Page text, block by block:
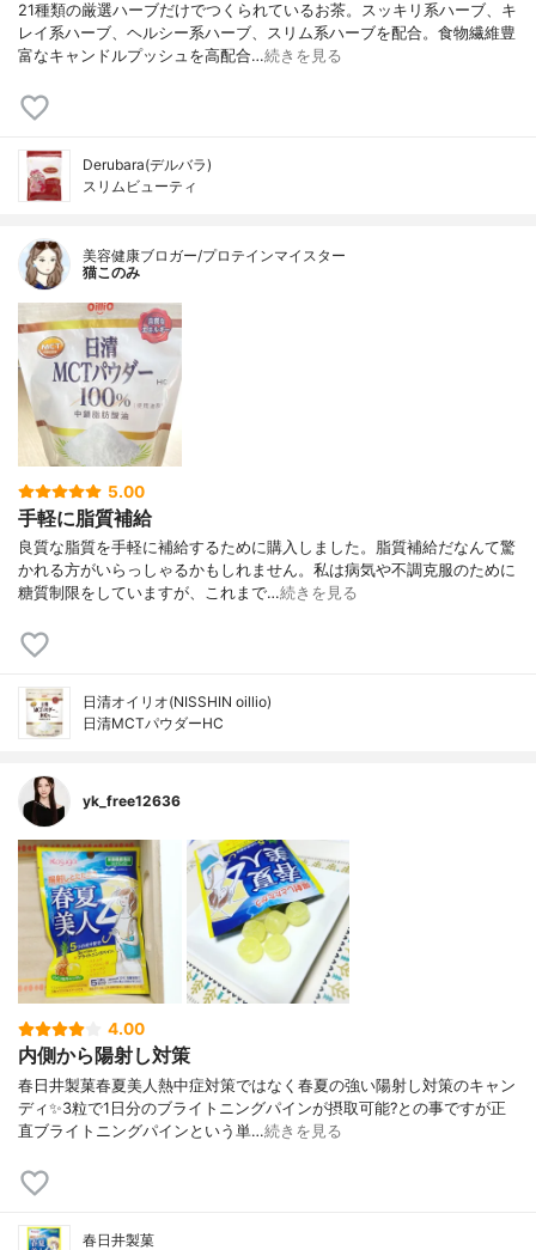
21種類の厳選ハーブだけでつくられているお茶。スッキリ系ハーブ、キ
レイ系ハーブ、ヘルシー系ハーブ、スリム系ハーブを配合。食物繊維豊
富なキャンドルプッシュを高配合…続きを見る
Derubara(デルバラ)
スリムビューティ
美容健康ブロガー/プロテインマイスター
猫このみ
5.00
手軽に脂質補給
良質な脂質を手軽に補給するために購入しました。脂質補給だなんて驚
かれる方がいらっしゃるかもしれません。私は病気や不調克服のために
糖質制限をしていますが、これまで…続きを見る
日清オイリオ(NISSHIN oillio)
日清MCTパウダーHC
yk_free12636
4.00
内側から陽射し対策
春日井製菓春夏美人熱中症対策ではなく春夏の強い陽射し対策のキャン
ディ✨3粒で1日分のブライトニングパインが摂取可能?との事ですが正
直ブライトニングパインという単…続きを見る
春日井製菓